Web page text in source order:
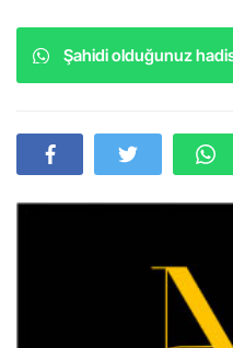
Şahidi olduğunuz